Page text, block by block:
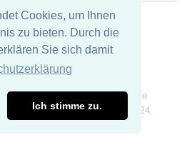
Cookies, um Ihnen
zu bieten. Durch die
Sie sich damit
Ich stimme zu.
Beispiele
und keine Haftung für die
dieser Seite. DDDEasy 2024